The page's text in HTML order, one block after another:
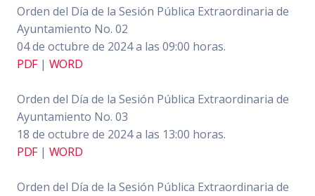
Orden del Día de la Sesión Pública Extraordinaria de
Ayuntamiento No. 02
04 de octubre de 2024 a las 09:00 horas.
PDF| WORD
Orden del Día de la Sesión Pública Extraordinaria de
Ayuntamiento No. 03
18 de octubre de 2024 a las 13:00 horas.
PDF| WORD
Orden del Día de la Sesión Pública Extraordinaria de